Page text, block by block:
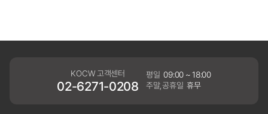
KOCW 고객센터
02-6271-0208
평일 09:00 ~ 18:00
주말,공휴일 휴무